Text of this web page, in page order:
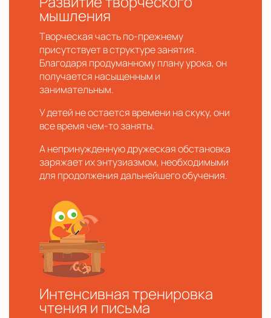
мышления
Творческая часть по-прежнему
присутствует в структуре занятия.
Благодаря продуманному плану урока, он
получается насыщенным и
занимательным.
У детей не остается времени на скуку, они
все время чем-то заняты.
А непринужденную дружеская обстановка
заряжает их энтузиазмом, необходимыми
для продолжения дальнейшего обучения.
Интенсивная тренировка
чтения и письма